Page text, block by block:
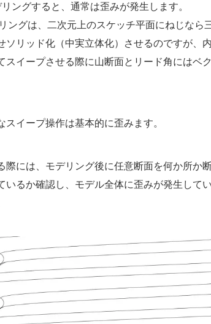
ングすると、通常は歪みが発生します。
ングは、二次元上のスケッチ平面にねじなら
ソリッド化（中実立体化）させるのですが、
スイープさせる際に山断面とリード角にはベ
スイープ操作は基本的に歪みます。
際には、モデリング後に任意断面を何か所か
いるか確認し、モデル全体に歪みが発生して